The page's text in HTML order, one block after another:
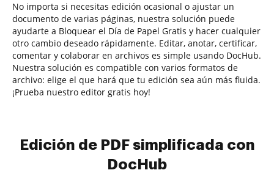
No importa si necesitas edición ocasional o ajustar un
documento de varias páginas, nuestra solución puede
ayudarte a Bloquear el Día de Papel Gratis y hacer cualquier
otro cambio deseado rápidamente. Editar, anotar, certificar,
comentar y colaborar en archivos es simple usando DocHub.
Nuestra solución es compatible con varios formatos de
archivo: elige el que hará que tu edición sea aún más fluida.
¡Prueba nuestro editor gratis hoy!
Edición de PDF simplificada con
DocHub